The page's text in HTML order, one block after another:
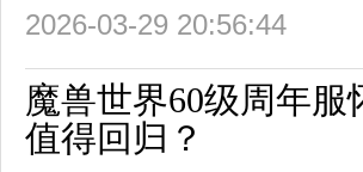
2026-03-29 20:56:44
魔兽世界60级周年
值得回归？